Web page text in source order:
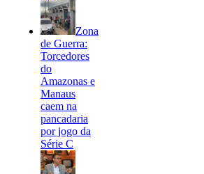
Zona
de Guerra:
Torcedores
do
Amazonas e
Manaus
caem na
pancadaria
por jogo da
Série C